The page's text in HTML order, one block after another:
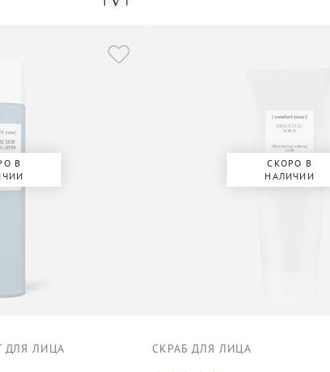
В
ДЛЯ ЛИЦА
СКОРО В
НАЛИЧИИ
СКРАБ ДЛЯ ЛИЦА